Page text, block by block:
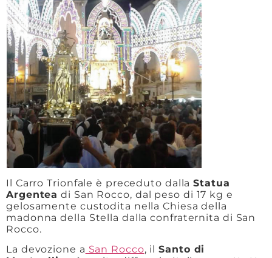
Il Carro Trionfale è preceduto dallaStatua
Argentea di San Rocco, dal peso di 17 kg e
gelosamente custodita nella Chiesa della
madonna della Stella dalla confraternita di San
Rocco.
La devozione a San Rocco, ilSanto di